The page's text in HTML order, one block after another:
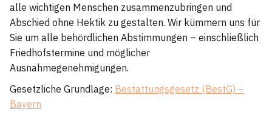
alle wichtigen Menschen zusammenzubringen und
Abschied ohne Hektik zu gestalten. Wir kümmern uns für
Sie um alle behördlichen Abstimmungen – einschließlich
Friedhofstermine und möglicher
Ausnahmegenehmigungen.
Gesetzliche Grundlage: Bestattungsgesetz (BestG) –
Bayern